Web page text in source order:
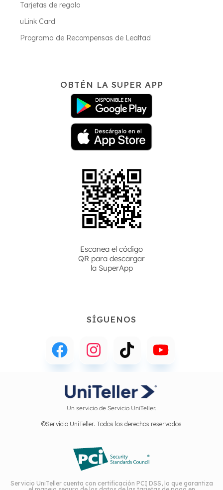
Tarjetas de regalo
uLink Card
Programa de Recompensas de Lealtad
OBTÉN LA SUPER APP
Escanea el código
QR para descargar
la SuperApp
SÍGUENOS
Un servicio de Servicio UniTeller.
©Servicio UniTeller. Todos los derechos reservados
Servicio UniTeller cuenta con certificación PCI DSS, lo que garantiza